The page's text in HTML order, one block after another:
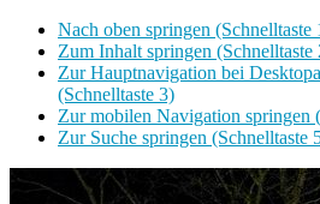
Nach oben springen (Schnelltaste
Zum Inhalt springen (Schnelltaste
Zur Hauptnavigation bei
(Schnelltaste 3)
Zur mobilen Navigation springen
Zur Suche springen (Schnelltaste